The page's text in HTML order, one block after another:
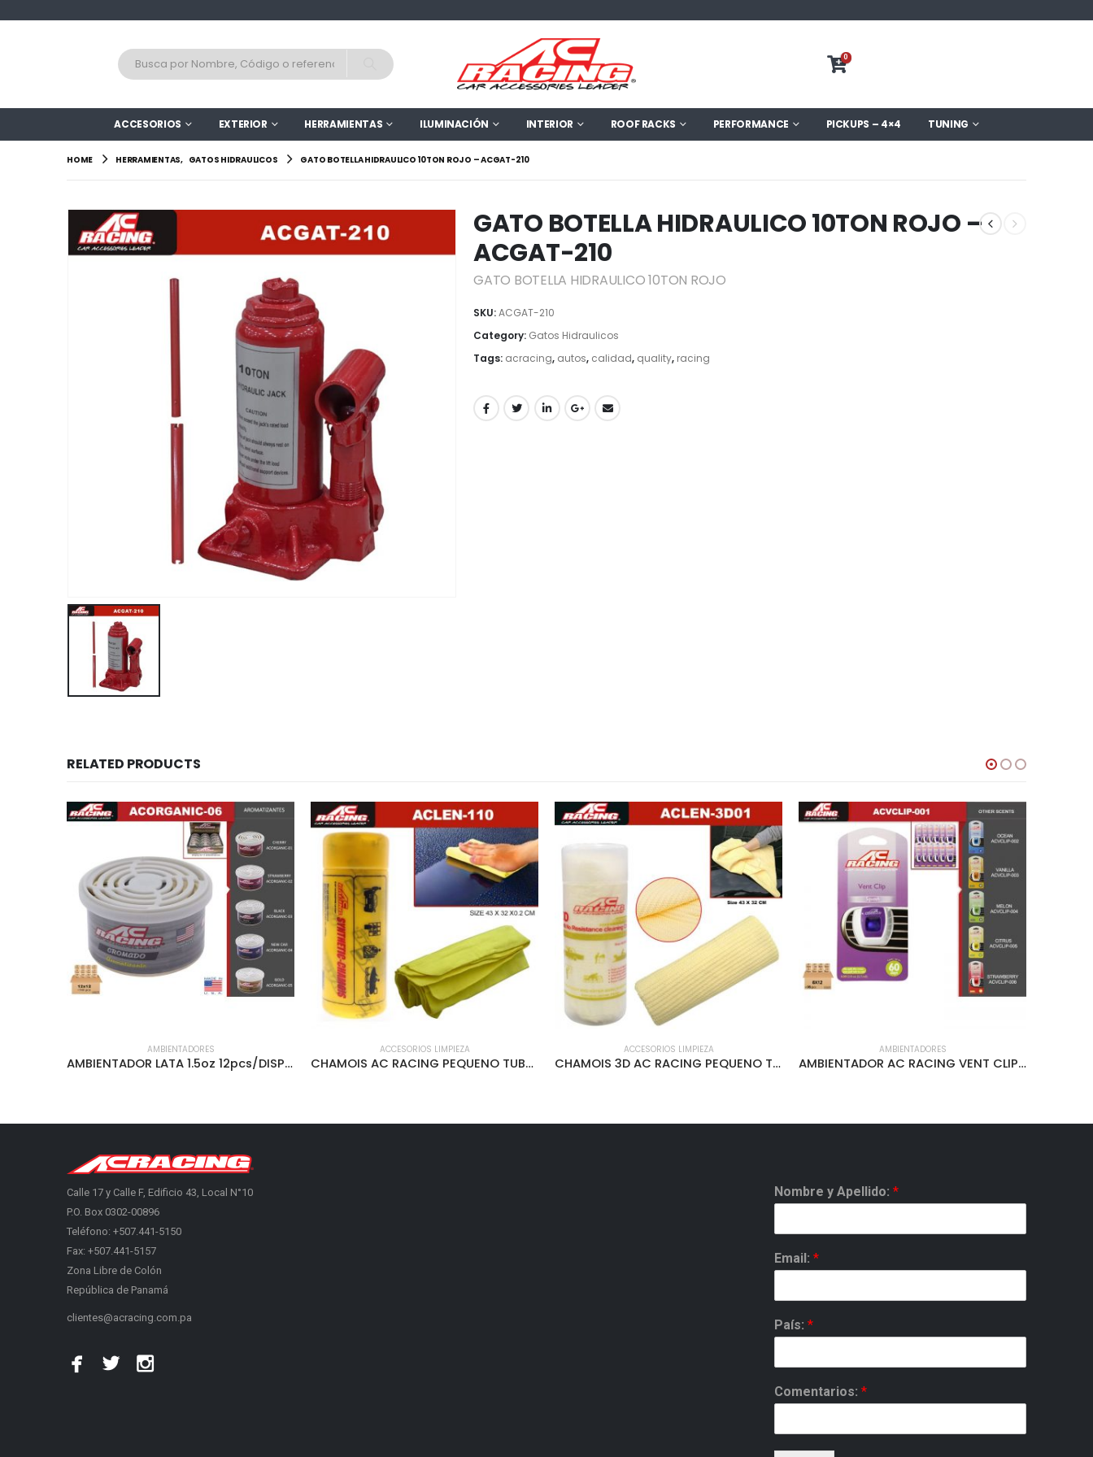
0
ACCESORIOS EXTERIOR HERRAMIENTAS ILUMINACIÓN INTERIOR ROOF RACKS PERFORMANCE PICKUPS – 4×4 TUNING
HOME HERRAMIENTAS, GATOS HIDRAULICOS GATO BOTELLA HIDRAULICO 10TON ROJO – ACGAT-210
GATO BOTELLA HIDRAULICO 10TON ROJO –
ACGAT-210
GATO BOTELLA HIDRAULICO 10TON ROJO
SKU:ACGAT-210
Category: Gatos Hidraulicos
Tags: acracing, autos, calidad, quality, racing
RELATED PRODUCTS
AMBIENTADORES
AMBIENTADOR LATA 1.5oz 12pcs/DISPLAY CROMADO – ACORGANIC-06
ACCESORIOS LIMPIEZA
CHAMOIS AC RACING PEQUENO TUBO PLASTICO AMARILLO – ACLEN-110
ACCESORIOS LIMPIEZA
CHAMOIS 3D AC RACING PEQUENO TUBO PLASTICO CLEAR – ACLEN-3D01
AMBIENTADORES
AMBIENTADOR AC RACING VENT CLIP SQUASH – ACVCLIP-001
Calle 17 y Calle F, Edificio 43, Local N°10
P.O. Box 0302-00896
Teléfono: +507.441-5150
Fax: +507.441-5157
Zona Libre de Colón
República de Panamá
clientes@acracing.com.pa
Nombre y Apellido: *
Email: *
País: *
Comentarios: *